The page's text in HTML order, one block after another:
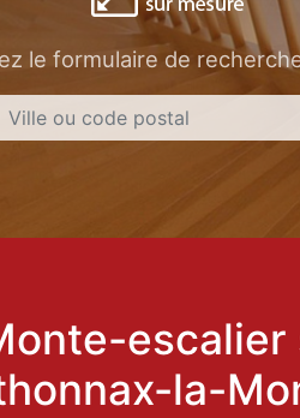
le formulaire de
escalier
la-